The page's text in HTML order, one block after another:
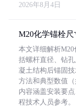
2026年8月4日
M20化学锚栓
本文详细解析
括螺杆直径、钻
凝土结构后锚固
方法和典型数值（
内容涵盖安装要
程技术人员参考。